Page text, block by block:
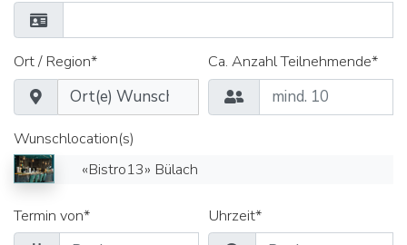
Ort / Region* Ca. Anzahl Teilnehmende*
Wunschlocation(s)
«Bistro13» Bülach
Termin von* Uhrzeit*